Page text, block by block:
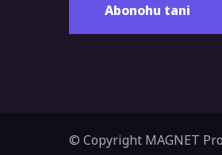
© Copyright MAGNET